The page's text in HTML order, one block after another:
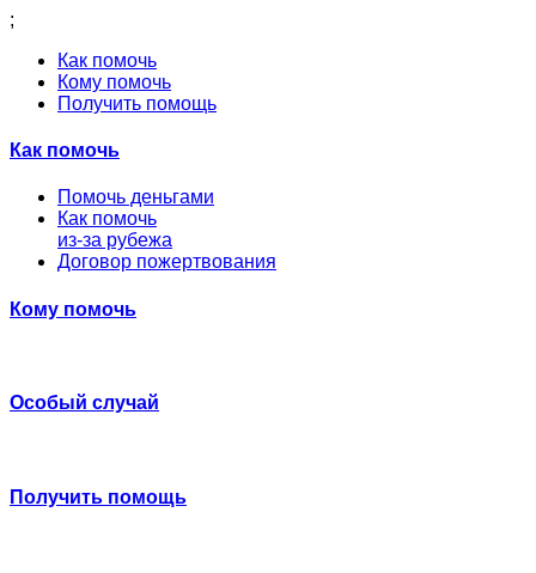
;
Как помочь
Кому помочь
Получить помощь
Как помочь
Помочь деньгами
Как помочь
из-за рубежа
Договор пожертвования
Кому помочь
Особый случай
Получить помощь